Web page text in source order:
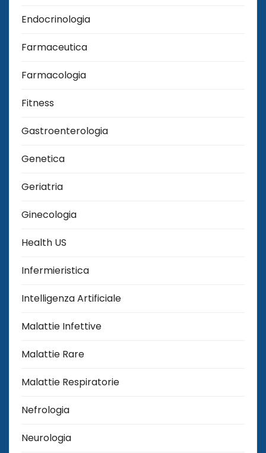
Endocrinologia
Farmaceutica
Farmacologia
Fitness
Gastroenterologia
Genetica
Geriatria
Ginecologia
Health US
Infermieristica
Intelligenza Artificiale
Malattie Infettive
Malattie Rare
Malattie Respiratorie
Nefrologia
Neurologia